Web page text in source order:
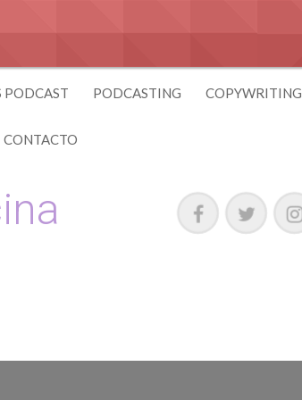
PODCAST PODCASTING COPYWRITING
CONTACTO